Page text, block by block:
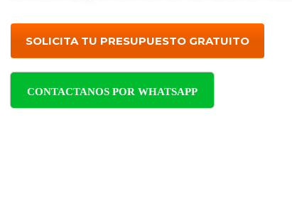
SOLICITA TU PRESUPUESTO GRATUITO
CONTACTANOS POR WHATSAPP